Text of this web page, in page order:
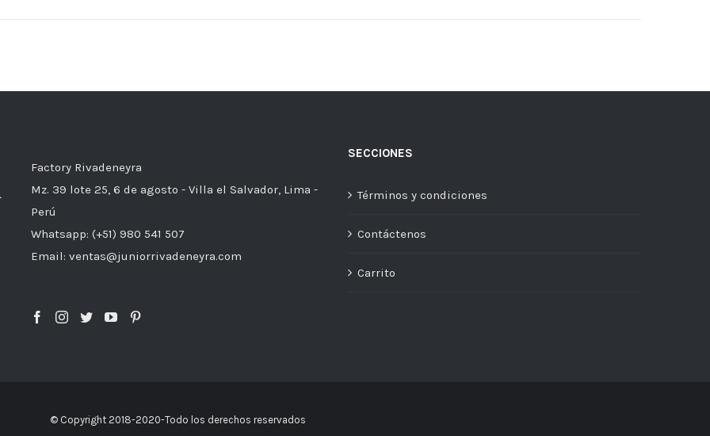
Factory Rivadeneyra
Mz. 39 lote 25, 6 de agosto - Villa el Salvador, Lima -
Perú
Whatsapp: (+51) 980 541 507
Email: ventas@juniorrivadeneyra.com
SECCIONES
Términos y condiciones
Contáctenos
Carrito
© Copyright 2018-2020-Todo los derechos reservados